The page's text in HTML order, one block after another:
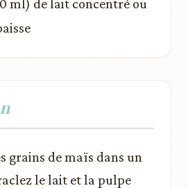
ml) de lait concentré ou
grains de maïs dans un
le lait et la pulpe